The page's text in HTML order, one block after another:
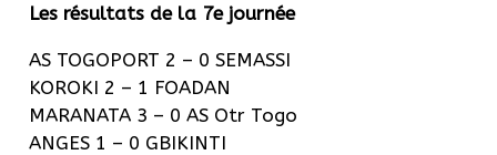
Les résultats de la 7e journée
AS TOGOPORT 2 – 0 SEMASSI
KOROKI 2 – 1 FOADAN
MARANATA 3 – 0 AS Otr Togo
ANGES 1 – 0 GBIKINTI